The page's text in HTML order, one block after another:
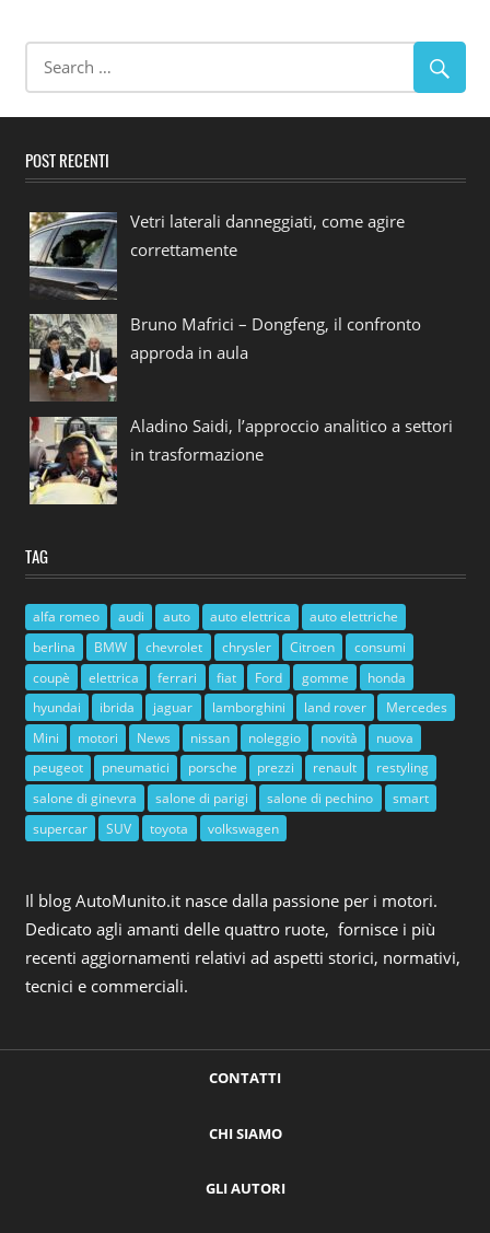
POST RECENTI
Vetri laterali danneggiati, come agire
correttamente
Bruno Mafrici – Dongfeng, il confronto
approda in aula
Aladino Saidi, l’approccio analitico a settori
in trasformazione
TAG
alfa romeo audi auto auto elettrica
auto elettriche
berlina
BMW chevrolet chrysler Citroen
consumi
coupè
elettrica ferrari fiat Ford gomme
honda
hyundai
ibrida jaguar lamborghini land rover
Mercedes
Mini
motori News nissan noleggio novità
nuova
peugeot
pneumatici porsche prezzi renault
restyling
salone di ginevra
salone di parigi salone di pechino
smart
supercar
SUV toyota volkswagen
Il blog AutoMunito.it nasce dalla passione per i motori.
Dedicato agli amanti delle quattro ruote, fornisce i più
recenti aggiornamenti relativi ad aspetti storici, normativi,
tecnici e commerciali.
CONTATTI
CHI SIAMO
GLI AUTORI